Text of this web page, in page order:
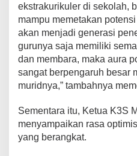
I
g
o
r
n
a
s
i
n
ekstrakurikuler di sekolah,
mampu memetakan
akan menjadi generasi
gurunya saja memiliki
dan membara, maka aura
sangat berpengaruh besar
muridnya,” tambahnya
Sementara itu, Ketua K3S
menyampaikan rasa
yang berangkat.